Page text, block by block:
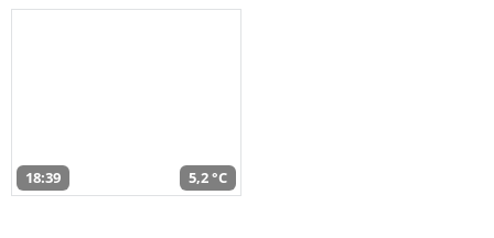
18:39 5,2 °C